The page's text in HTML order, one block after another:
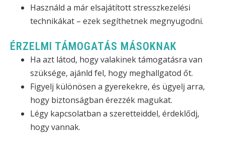
Használd a már elsajátított stresszkezelési
technikákat – ezek segíthetnek megnyugodni.
ÉRZELMI TÁMOGATÁS MÁSOKNAK
Ha azt látod, hogy valakinek támogatásra van
szüksége, ajánld fel, hogy meghallgatod őt.
Figyelj különösen a gyerekekre, és ügyelj arra,
hogy biztonságban érezzék magukat.
Légy kapcsolatban a szeretteiddel, érdeklődj,
hogy vannak.